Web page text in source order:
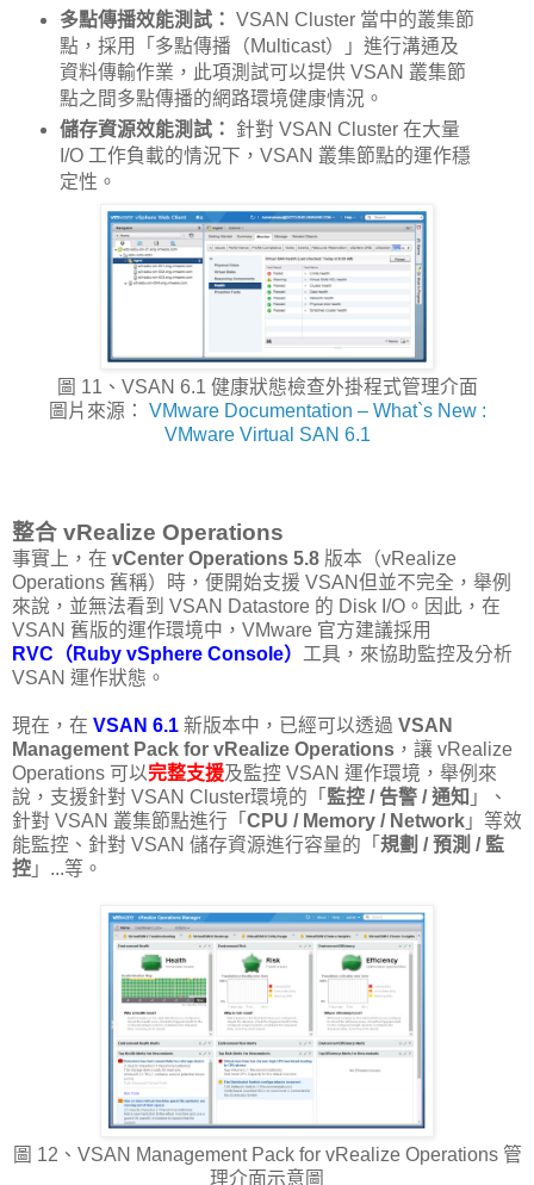
多點傳播效能測試： VSAN Cluster 當中的叢集節
點，採用「多點傳播（Multicast）」進行溝通及
資料傳輸作業，此項測試可以提供 VSAN 叢集節
點之間多點傳播的網路環境健康情況。
儲存資源效能測試：
針對 VSAN Cluster 在大量
I/O 工作負載的情況下，VSAN 叢集節點的運作穩
定性。
圖 11、VSAN 6.1 健康狀態檢查外掛程式管理介面
圖片來源： VMware Documentation – What`s New :
VMware Virtual SAN 6.1
整合 vRealize Operations
事實上，在 vCenter Operations 5.8 版本（vRealize
Operations 舊稱）時，便開始支援 VSAN但並不完全，舉例
來說，並無法看到 VSAN Datastore 的 Disk I/O。因此，在
VSAN 舊版的運作環境中，VMware 官方建議採用
RVC（Ruby vSphere Console） 工具，來協助監控及分析
VSAN 運作狀態。
現在，在 VSAN 6.1 新版本中，已經可以透過 VSAN
Management Pack for vRealize Operations ，讓 vRealize
Operations 可以完整支援及監控 VSAN 運作環境，舉例來
說，支援針對 VSAN Cluster環境的「 監控 / 告警 / 通知 」、
針對 VSAN 叢集節點進行「 CPU / Memory / Network 」等效
能監控、針對 VSAN 儲存資源進行容量的「 規劃 / 預測 / 監
控 」...等。
圖 12、VSAN Management Pack for vRealize Operations 管
理介面示意圖